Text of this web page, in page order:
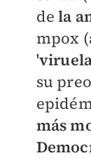
dela
mpox
'
su
más